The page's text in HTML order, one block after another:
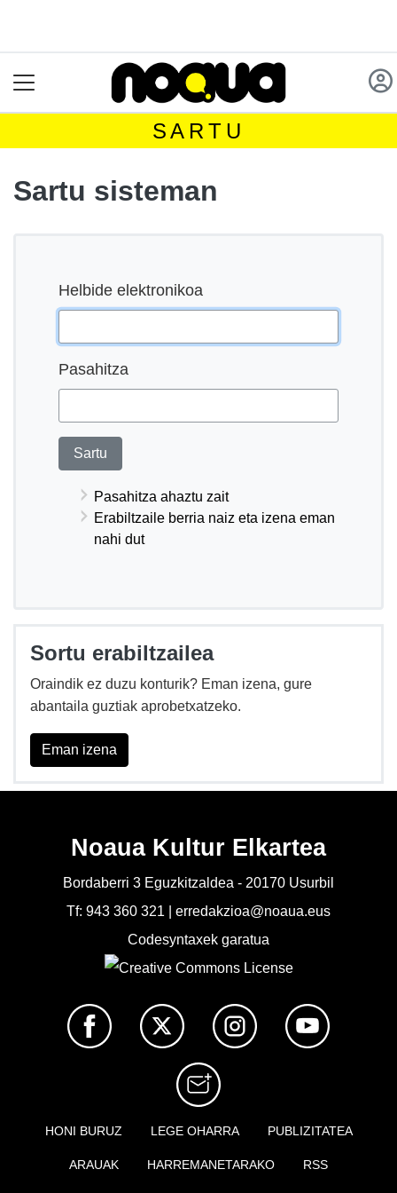
SARTU
Sartu sisteman
Helbide elektronikoa
Pasahitza
Pasahitza ahaztu zait
Erabiltzaile berria naiz eta izena eman
nahi dut
Sortu erabiltzailea
Oraindik ez duzu konturik? Eman izena, gure
abantaila guztiak aprobetxatzeko.
Noaua Kultur Elkartea
Bordaberri 3 Eguzkitzaldea - 20170 Usurbil
Tf: 943 360 321 | erredakzioa@noaua.eus
Codesyntaxek garatua
HONI BURUZ LEGE OHARRA PUBLIZITATEA
ARAUAK HARREMANETARAKO RSS